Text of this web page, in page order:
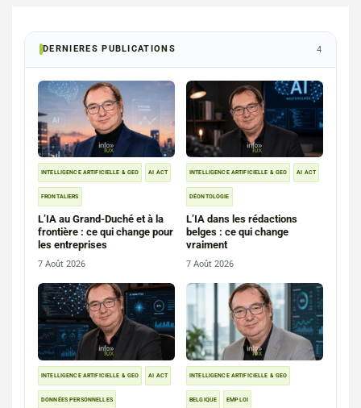
DERNIERES PUBLICATIONS 4
INTELLIGENCE ARTIFICIELLE & GEO AI ACT
FRONTALIERS
L’IA au Grand-Duché et à la
frontière : ce qui change pour
les entreprises
7 Août 2026
INTELLIGENCE ARTIFICIELLE & GEO AI ACT
DÉONTOLOGIE
L’IA dans les rédactions
belges : ce qui change
vraiment
7 Août 2026
INTELLIGENCE ARTIFICIELLE & GEO AI ACT
DONNÉES PERSONNELLES
INTELLIGENCE ARTIFICIELLE & GEO
BELGIQUE EMPLOI